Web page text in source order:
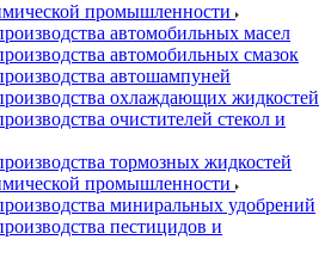
промышленности
автомобильных масел
автомобильных смазок
автошампуней
охлаждающих жидкостей
очистителей стекол и
тормозных жидкостей
промышленности
миниральных удобрений
пестицидов и